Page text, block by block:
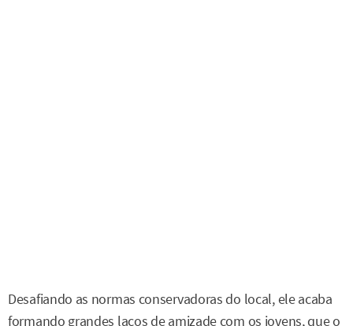
Desafiando as normas conservadoras do local, ele acaba
formando grandes laços de amizade com os jovens, que o